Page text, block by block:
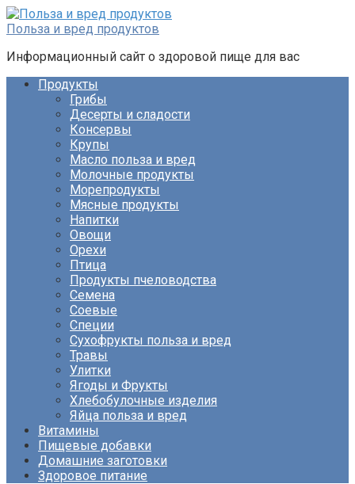
Перейти
к
Польза и вред продуктов
Информационный сайт о здоровой пище для вас
Продукты
Грибы
Десерты и сладости
Консервы
Крупы
Масло польза и вред
Молочные продукты
Морепродукты
Мясные продукты
Напитки
Овощи
Орехи
Птица
Продукты пчеловодства
Семена
Соевые
Специи
Сухофрукты польза и вред
Травы
Улитки
Ягоды и Фрукты
Хлебобулочные изделия
Яйца польза и вред
Витамины
Пищевые добавки
Домашние заготовки
Здоровое питание